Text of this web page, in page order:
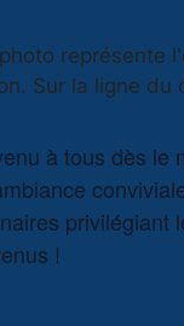
à tous dès le
privilégiant
!